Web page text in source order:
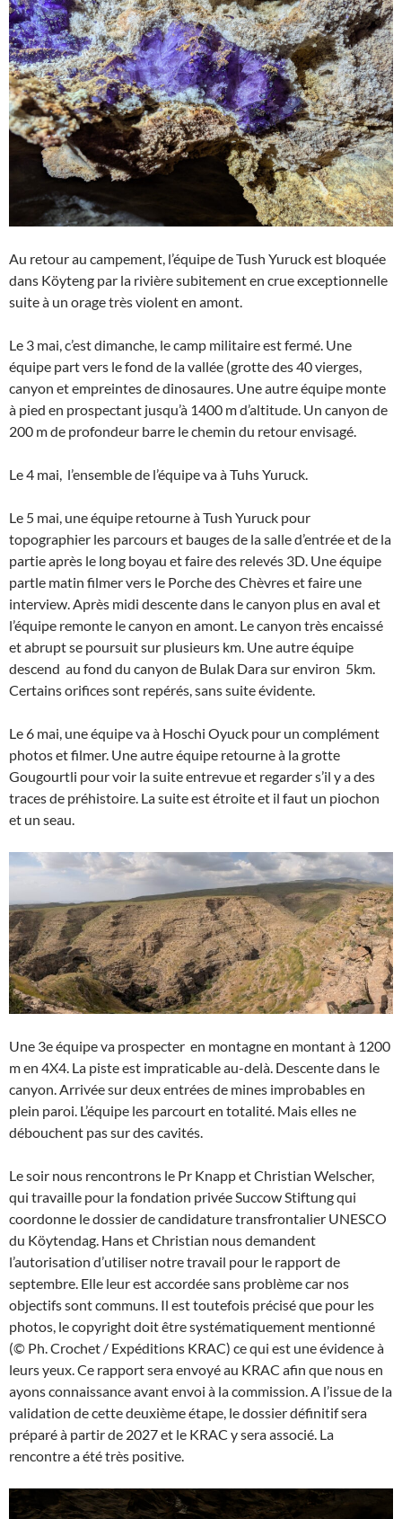
Au retour au campement, l’équipe de Tush Yuruck est bloquée
dans Köyteng par la rivière subitement en crue exceptionnelle
suite à un orage très violent en amont.
Le 3 mai, c’est dimanche, le camp militaire est fermé. Une
équipe part vers le fond de la vallée (grotte des 40 vierges,
canyon et empreintes de dinosaures. Une autre équipe monte
à pied en prospectant jusqu’à 1400 m d’altitude. Un canyon de
200 m de profondeur barre le chemin du retour envisagé.
Le 4 mai, l’ensemble de l’équipe va à Tuhs Yuruck.
Le 5 mai, une équipe retourne à Tush Yuruck pour
topographier les parcours et bauges de la salle d’entrée et de la
partie après le long boyau et faire des relevés 3D. Une équipe
partle matin filmer vers le Porche des Chèvres et faire une
interview. Après midi descente dans le canyon plus en aval et
l’équipe remonte le canyon en amont. Le canyon très encaissé
et abrupt se poursuit sur plusieurs km. Une autre équipe
descend au fond du canyon de Bulak Dara sur environ 5km.
Certains orifices sont repérés, sans suite évidente.
Le 6 mai, une équipe va à Hoschi Oyuck pour un complément
photos et filmer. Une autre équipe retourne à la grotte
Gougourtli pour voir la suite entrevue et regarder s’il y a des
traces de préhistoire. La suite est étroite et il faut un piochon
et un seau.
Une 3e équipe va prospecter en montagne en montant à 1200
m en 4X4. La piste est impraticable au-delà. Descente dans le
canyon. Arrivée sur deux entrées de mines improbables en
plein paroi. L’équipe les parcourt en totalité. Mais elles ne
débouchent pas sur des cavités.
Le soir nous rencontrons le Pr Knapp et Christian Welscher,
qui travaille pour la fondation privée Succow Stiftung qui
coordonne le dossier de candidature transfrontalier UNESCO
du Köytendag. Hans et Christian nous demandent
l’autorisation d’utiliser notre travail pour le rapport de
septembre. Elle leur est accordée sans problème car nos
objectifs sont communs. Il est toutefois précisé que pour les
photos, le copyright doit être systématiquement mentionné
(© Ph. Crochet / Expéditions KRAC) ce qui est une évidence à
leurs yeux. Ce rapport sera envoyé au KRAC afin que nous en
ayons connaissance avant envoi à la commission. A l’issue de la
validation de cette deuxième étape, le dossier définitif sera
préparé à partir de 2027 et le KRAC y sera associé. La
rencontre a été très positive.